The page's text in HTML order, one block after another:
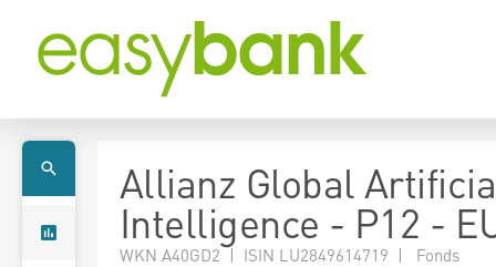
Allianz Global
Intelligence - P12 -
WKN A40GD2 | ISIN LU2849614719 | Fonds